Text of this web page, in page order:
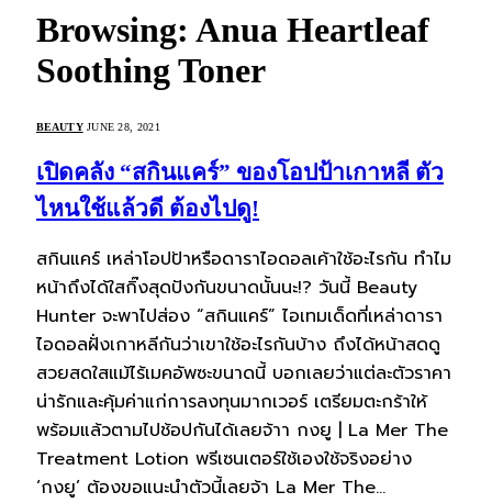
Browsing: Anua Heartleaf
Soothing Toner
BEAUTY JUNE 28, 2021
เปิดคลัง “สกินแคร์” ของโอปป้าเกาหลี ตัว
ไหนใช้แล้วดี ต้องไปดู!
สกินแคร์ เหล่าโอปป้าหรือดาราไอดอลเค้าใช้อะไรกัน ทำไม
หน้าถึงได้ใสกิ๊งสุดปังกันขนาดนั้นนะ!? วันนี้ Beauty
Hunter จะพาไปส่อง “สกินแคร์” ไอเทมเด็ดที่เหล่าดารา
ไอดอลฝั่งเกาหลีกันว่าเขาใช้อะไรกันบ้าง ถึงได้หน้าสดดู
สวยสดใสแม้ไร้เมคอัพซะขนาดนี้ บอกเลยว่าแต่ละตัวราคา
น่ารักและคุ้มค่าแก่การลงทุนมากเวอร์ เตรียมตะกร้าให้
พร้อมแล้วตามไปช้อปกันได้เลยจ้าา กงยู | La Mer The
Treatment Lotion พรีเซนเตอร์ใช้เองใช้จริงอย่าง
‘กงยู’ ต้องขอแนะนำตัวนี้เลยจ้า La Mer The…